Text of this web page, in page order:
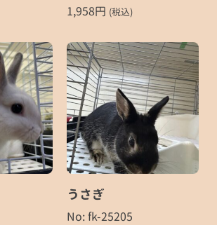
1,958円 (税込)
うさぎ
No: fk-25205